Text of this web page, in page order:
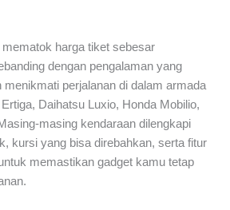
harga tiket sebesar
dengan pengalaman yang
perjalanan di dalam armada
Daihatsu Luxio, Honda Mobilio,
masing kendaraan dilengkapi
kursi yang bisa direbahkan, serta fitur
memastikan gadget kamu tetap